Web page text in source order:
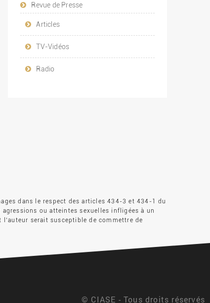
Revue de Presse
Articles
TV-Vidéos
Radio
dans le respect des articles 434-3 et 434-1 du
ou atteintes sexuelles infligées à un
serait susceptible de commettre de
© CIASE - Tous droits réservés